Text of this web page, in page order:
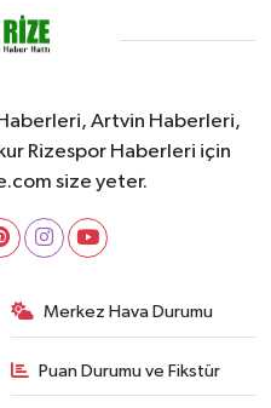
Artvin Haberleri,
Rizespor Haberleri için
size yeter.
Merkez Hava Durumu
Puan Durumu ve Fikstür